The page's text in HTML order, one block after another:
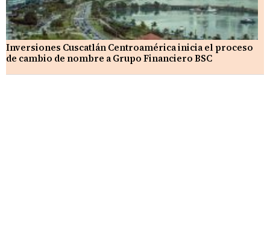
Inversiones Cuscatlán Centroamérica inicia el proceso
de cambio de nombre a Grupo Financiero BSC